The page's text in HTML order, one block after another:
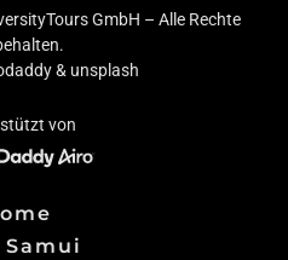
GmbH – Alle Rechte
& unsplash
von
Samui